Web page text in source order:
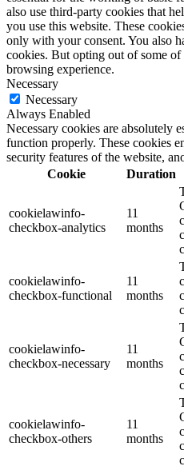
also use third-party cookies that
you use this website. These
only with your consent. You also
cookies. But opting out of some
browsing experience.
Necessary
Necessary
Always Enabled
Necessary cookies are absolutely
function properly. These cookies
security features of the website,
Cookie
Duration
cookielawinfo-
checkbox-analytics
11
months
cookielawinfo-
checkbox-functional
11
months
cookielawinfo-
checkbox-necessary
11
months
cookielawinfo-
checkbox-others
11
months